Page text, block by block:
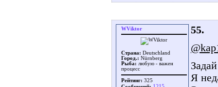
WViktor
Страна: Deutschland
Город.: Nürnberg
Рыба: любую - важен
процесс
Рейтинг: 325
55.
Я